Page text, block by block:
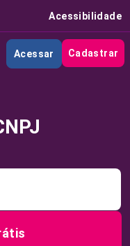
Acessibilidade
Acessar Cadastrar